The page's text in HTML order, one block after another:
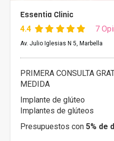
Essentia Clinic
4.4 7
Av. Julio Iglesias N 5, Marbella
PRIMERA CONSULTA
MEDIDA
Implante de glúteo
Implantes de glúteos
Presupuestos con 5% de